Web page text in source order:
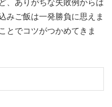
、ありがちな失敗例からは
みご飯は一発勝負に思えま
とでコツがつかめてきま